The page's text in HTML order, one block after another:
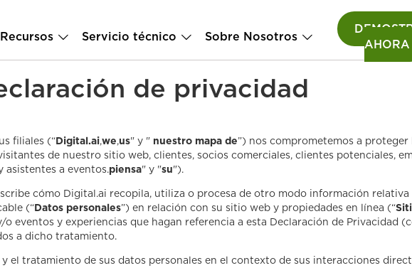
Recursos Servicio técnico Sobre Nosotros
AHORA
de privacidad
filiales (“Digital.ai,we,us" y " nuestro mapa de”) nos comprometemos a proteger
de nuestro sitio web, clientes, socios comerciales, clientes potenciales,
asistentes a eventos.piensa" y "su").
cómo Digital.ai recopila, utiliza o procesa de otro modo información relativa
(“Datos personales”) en relación con su sitio web y propiedades en línea (“
o eventos y experiencias que hagan referencia a esta Declaración de Privacidad
a dicho tratamiento.
el tratamiento de sus datos personales en el contexto de sus interacciones